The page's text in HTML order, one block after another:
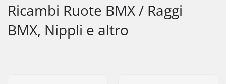
Ricambi Ruote BMX / Raggi
BMX, Nippli e altro